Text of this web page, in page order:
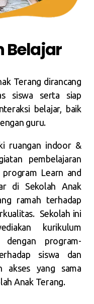
Belajar
Terang dirancang
siswa serta siap
belajar, baik
guru.
ruangan indoor &
pembelajaran
Learn and
di Sekolah Anak
ramah terhadap
Sekolah ini
kurikulum
dengan program-
siswa dan
akses yang sama
Anak Terang.